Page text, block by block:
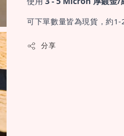
可下單數量皆為現貨，約1-
分享